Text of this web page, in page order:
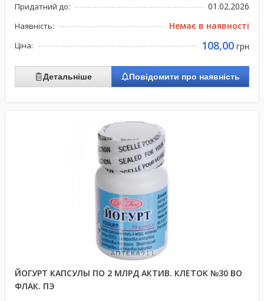
Придатний до: 01.02.2026
Наявність: Немає в наявності
Ціна: 108,00 грн
Детальніше Повідомити про наявність
ЙОГУРТ КАПСУЛЫ ПО 2 МЛРД АКТИВ. КЛЕТОК №30 ВО
ФЛАК. ПЭ